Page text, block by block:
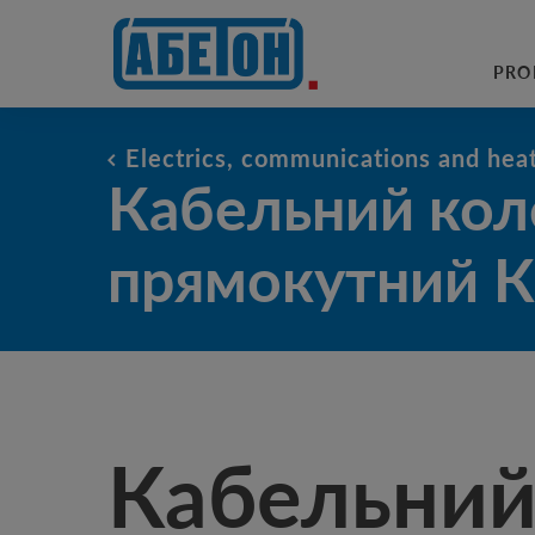
sewage treatment plants
Кабельний колодязь
Electrics, communications and
Кабельний
прямокутний
Кабельний